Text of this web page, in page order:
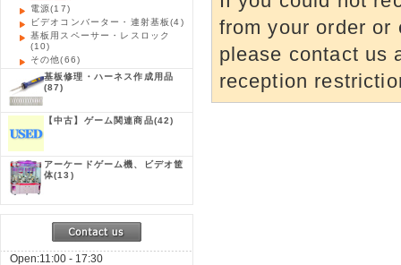
電源(17)
ビデオコンバーター・連射基板(4)
基板用スペーサー・レスロック
(10)
その他(66)
基板修理・ハーネス作成用品
(87)
【中古】ゲーム関連商品(42)
アーケードゲーム機、ビデオ筐
体(13)
Open:11:00 - 17:30
from your order or
please contact us
reception